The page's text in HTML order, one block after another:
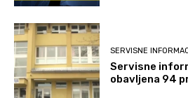
SERVISNE
Servisne
obavljena 94